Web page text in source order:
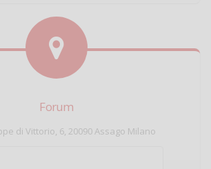
Forum
di Vittorio, 6, 20090 Assago Milano